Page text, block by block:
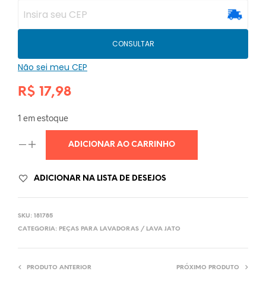
CONSULTAR
Não sei meu CEP
R$ 17,98
1 em estoque
ADICIONAR AO CARRINHO
ADICIONAR NA LISTA DE DESEJOS
SKU: 181785
CATEGORIA: PEÇAS PARA LAVADORAS / LAVA JATO
PRODUTO ANTERIOR PRÓXIMO PRODUTO